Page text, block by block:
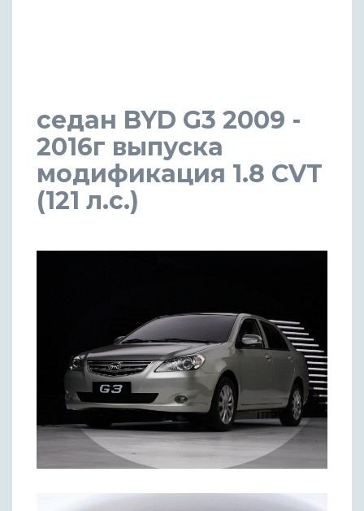
седан BYD G3 2009 -
2016г выпуска
модификация 1.8 CVT
(121 л.с.)